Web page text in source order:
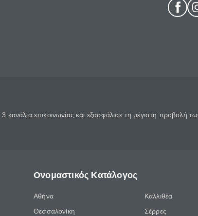
επικοινωνίας και εξασφάλισε τη μέγιστη προβολή
Ονομαστικός Κατάλογος
Αθήνα
Θεσσαλονίκη
Καλλιθέα
Σέρρες